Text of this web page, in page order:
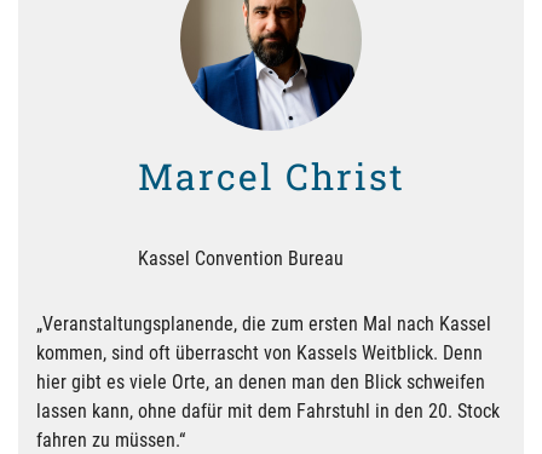
Marcel Christ
Kassel Convention Bureau
„Veranstaltungsplanende, die zum ersten Mal nach Kassel
kommen, sind oft überrascht von Kassels Weitblick. Denn
hier gibt es viele Orte, an denen man den Blick schweifen
lassen kann, ohne dafür mit dem Fahrstuhl in den 20. Stock
fahren zu müssen.“